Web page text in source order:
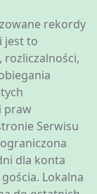
rekordy
jest to
rozliczalności,
praw
Serwisu
dla konta
Lokalna